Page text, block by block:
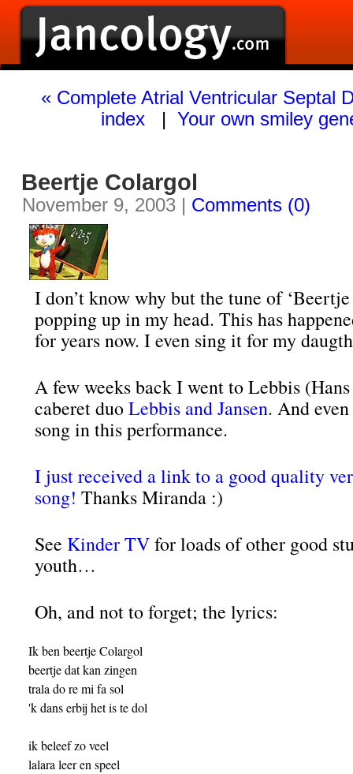
« Complete Atrial Ventricular Septal
index| Your own smiley
Beertje Colargol
November 9, 2003 | Comments (0)
I don’t know why but the tune of
popping up in my head. This has
for years now. I even sing it for my
A few weeks back I went to Lebbis
caberet duoLebbis and Jansen. And
song in this performance.
I just received a link to a good quality
song! Thanks Miranda :)
See Kinder TVfor loads of other good
youth…
Oh, and not to forget; the lyrics:
Ik ben beertje Colargol
beertje dat kan zingen
trala do re mi fa sol
'k dans erbij het is te dol
ik beleef zo veel
lalara leer en speel